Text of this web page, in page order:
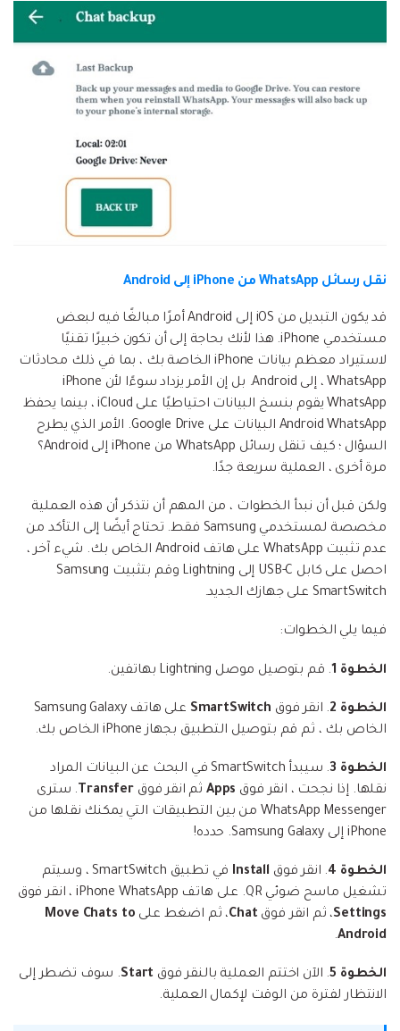
نقل رسائل WhatsApp من iPhone إلى Android
قد يكون التبديل من iOS إلى Android أمرًا مبالغًا فيه لبعض
مستخدمي iPhone. هذا لأنك بحاجة إلى أن تكون خبيرًا تقنيًا
لاستيراد معظم بيانات iPhone الخاصة بك ، بما في ذلك محادثات
WhatsApp ، إلى Android. بل إن الأمر يزداد سوءًا لأن iPhone
WhatsApp يقوم بنسخ البيانات احتياطيًا على iCloud ، بينما يحفظ
Android WhatsApp البيانات على Google Drive. الأمر الذي يطرح
السؤال ؛ كيف تنقل رسائل WhatsApp من iPhone إلى Android؟
مرة أخرى ، العملية سريعة جدًا.
ولكن قبل أن نبدأ الخطوات ، من المهم أن نتذكر أن هذه العملية
مخصصة لمستخدمي Samsung فقط. تحتاج أيضًا إلى التأكد من
عدم تثبيت WhatsApp على هاتف Android الخاص بك. شيء آخر ،
احصل على كابل USB-C إلى Lightning وقم بتثبيت Samsung
SmartSwitch على جهازك الجديد.
فيما يلي الخطوات:
الخطوة 1 . قم بتوصيل موصل Lightning بهاتفين.
الخطوة 2 . انقر فوق SmartSwitch
على هاتف Samsung Galaxy
الخاص بك ، ثم قم بتوصيل التطبيق بجهاز iPhone الخاص بك.
الخطوة 3
. سيبدأ SmartSwitch في البحث عن البيانات المراد
نقلها. إذا نجحت ، انقر فوق Apps ثم انقر فوق Transfer . سترى
WhatsApp Messenger من بين التطبيقات التي يمكنك نقلها من
iPhone إلى Samsung Galaxy. حدده!
الخطوة 4 . انقر فوق Install
في تطبيق SmartSwitch ، وسيتم
تشغيل ماسح ضوئي QR. على هاتف iPhone WhatsApp ، انقر فوق
Settings، ثم انقر فوق Chat، ثم اضغط على Move Chats to
Android
.
الخطوة 5 . الآن اختتم العملية بالنقر فوق Start. سوف تضطر إلى
الانتظار لفترة من الوقت لإكمال العملية.